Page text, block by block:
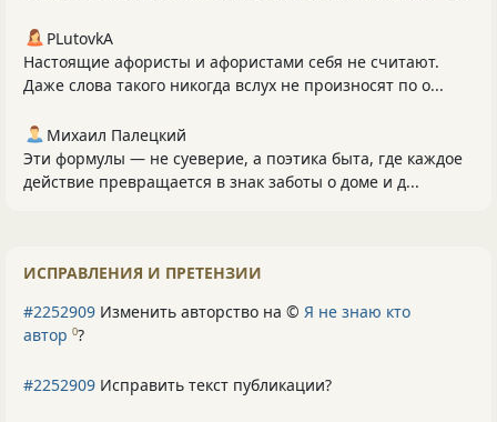
PLutоvkА
Настоящие афористы и афористами себя не считают.
Даже слова такого никогда вслух не произносят по о...
Михаил Палецкий
Эти формулы — не суеверие, а поэтика быта, где каждое
действие превращается в знак заботы о доме и д...
ИСПРАВЛЕНИЯ И ПРЕТЕНЗИИ
#2252909 Изменить авторство на © Я не знаю кто
автор 0?
#2252909 Исправить текст публикации?